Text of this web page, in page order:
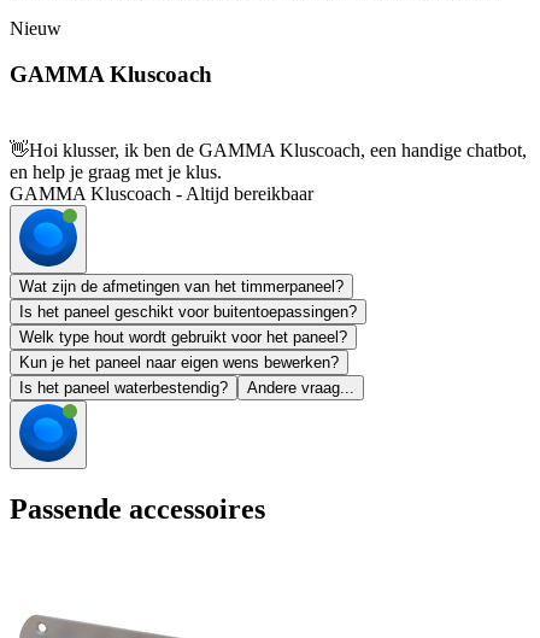
Nieuw
GAMMA Kluscoach
👋Hoi klusser, ik ben de GAMMA Kluscoach, een handige chatbot,
en help je graag met je klus.
GAMMA Kluscoach - Altijd bereikbaar
Wat zijn de afmetingen van het timmerpaneel?
Is het paneel geschikt voor buitentoepassingen?
Welk type hout wordt gebruikt voor het paneel?
Kun je het paneel naar eigen wens bewerken?
Is het paneel waterbestendig?
Andere vraag...
Passende accessoires